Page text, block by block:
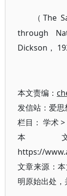
（ The
through
Dickson，
本文责编：
发信站：爱
栏目： 学术>
本
https://
文章来源：
明原始出处，